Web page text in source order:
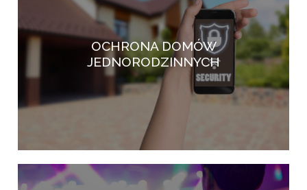
OCHRONA DOMÓW
JEDNORODZINNYCH